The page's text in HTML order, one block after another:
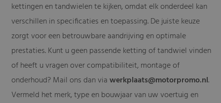
kettingen en tandwielen te kijken, omdat elk onderdeel kan
verschillen in specificaties en toepassing. De juiste keuze
zorgt voor een betrouwbare aandrijving en optimale
prestaties. Kunt u geen passende ketting of tandwiel vinden
of heeft u vragen over compatibiliteit, montage of
onderhoud? Mail ons dan viawerkplaats@motorpromo.nl.
Vermeld het merk, type en bouwjaar van uw voertuig en